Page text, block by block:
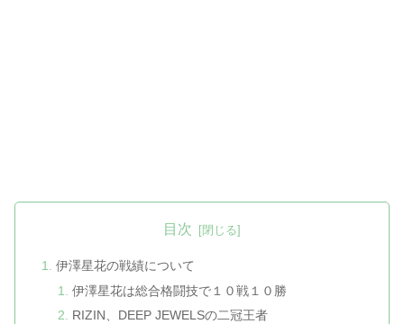
目次
伊澤星花の戦績について
伊澤星花は総合格闘技で１０戦１０勝
RIZIN、DEEP JEWELSの二冠王者